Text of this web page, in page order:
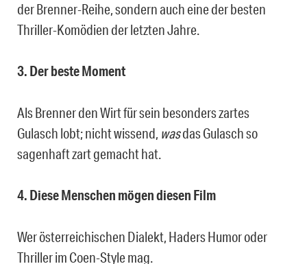
der Brenner-Reihe, sondern auch eine der besten
Thriller-Komödien der letzten Jahre.
3. Der beste Moment
Als Brenner den Wirt für sein besonders zartes
Gulasch lobt; nicht wissend, wasdas Gulasch so
sagenhaft zart gemacht hat.
4. Diese Menschen mögen diesen Film
Wer österreichischen Dialekt, Haders Humor oder
Thriller im Coen-Style mag.